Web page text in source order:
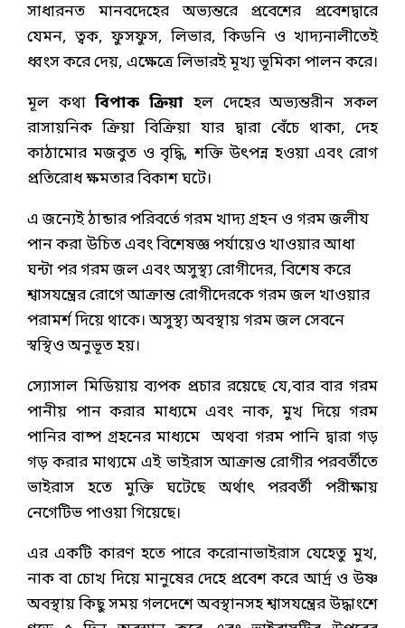
সাধারনত মানবদেহের অভ্যন্তরে প্রবেশের প্রবেশদ্বারে
যেমন, ত্বক, ফুসফুস, লিভার, কিডনি ও খাদ্যনালীতেই
ধ্বংস করে দেয়, এক্ষেত্রে লিভারই মূখ্য ভূমিকা পালন করে।
মূল কথাবিপাক ক্রিয়া হল দেহের অভ্যন্তরীন সকল
রাসায়নিক ক্রিয়া বিক্রিয়া যার দ্বারা বেঁচে থাকা, দেহ
কাঠামোর মজবুত ও বৃদ্ধি, শক্তি উৎপন্ন হওয়া এবং রোগ
প্রতিরোধ ক্ষমতার বিকাশ ঘটে।
এ জন্যেই ঠান্ডার পরিবর্তে গরম খাদ্য গ্রহন ও গরম জলীয
পান করা উচিত এবং বিশেষজ্ঞ পর্যায়েও খাওয়ার আধা
ঘন্টা পর গরম জল এবং অসুস্থ্য রোগীদের, বিশেষ করে
শ্বাসযন্ত্রের রোগে আক্রান্ত রোগীদেরকে গরম জল খাওয়ার
পরামর্শ দিয়ে থাকে। অসুস্থ্য অবস্থায় গরম জল সেবনে
স্বস্থিও অনুভূত হয়।
স্যোসাল মিডিয়ায় ব্যপক প্রচার রয়েছে যে,বার বার গরম
পানীয় পান করার মাধ্যমে এবং নাক, মুখ দিয়ে গরম
পানির বাষ্প গ্রহনের মাধ্যমে অথবা গরম পানি দ্বারা গড়
গড় করার মাথ্যমে এই ভাইরাস আক্রান্ত রোগীর পরবর্তীতে
ভাইরাস হতে মুক্তি ঘটেছে অর্থাৎ পরবর্তী পরীক্ষায়
নেগেটিভ পাওয়া গিয়েছে।
এর একটি কারণ হতে পারে করোনাভাইরাস যেহেতু মুখ,
নাক বা চোখ দিয়ে মানুষের দেহে প্রবেশ করে আর্দ্র ও উষ্ণ
অবস্থায় কিছু সময় গলদেশে অবস্থানসহ শ্বাসযন্ত্রের উদ্ধাংশে